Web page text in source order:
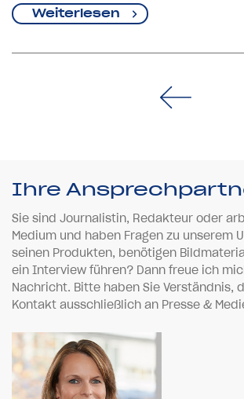
Weiterlesen
Ihre
Sie sind Journalistin, Redakteur oder
Medium und haben Fragen zu unserem
seinen Produkten, benötigen
ein Interview führen? Dann freue ich
Nachricht. Bitte haben Sie Verständnis,
Kontakt ausschließlich an Presse &